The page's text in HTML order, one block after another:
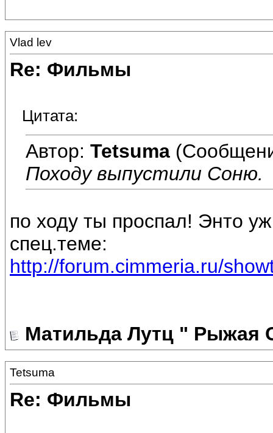
Vlad lev
Re: Фильмы
Цитата:
Автор: Tetsuma
Походу выпустили Соню.
по ходу ты проспал! Энто
спец.теме:
http://forum.cimmeria.ru/
Матильда Лутц " Рыжая
Tetsuma
Re: Фильмы